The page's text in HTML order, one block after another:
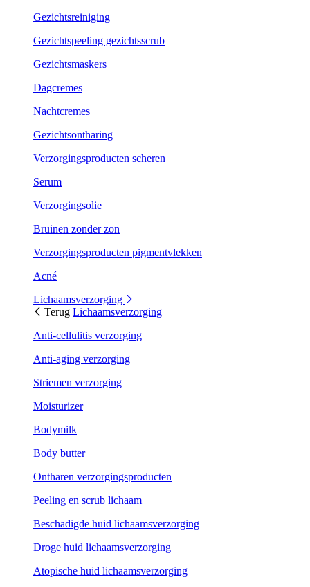
Gezichtsreiniging
Gezichtspeeling gezichtsscrub
Gezichtsmaskers
Dagcremes
Nachtcremes
Gezichtsontharing
Verzorgingsproducten scheren
Serum
Verzorgingsolie
Bruinen zonder zon
Verzorgingsproducten pigmentvlekken
Acné
Lichaamsverzorging
Terug Lichaamsverzorging
Anti-cellulitis verzorging
Anti-aging verzorging
Striemen verzorging
Moisturizer
Bodymilk
Body butter
Ontharen verzorgingsproducten
Peeling en scrub lichaam
Beschadigde huid lichaamsverzorging
Droge huid lichaamsverzorging
Atopische huid lichaamsverzorging